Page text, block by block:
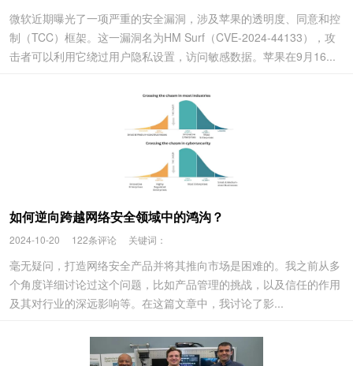
微软近期曝光了一项严重的安全漏洞，涉及苹果的透明度、同意和控
制（TCC）框架。这一漏洞名为HM Surf（CVE-2024-44133），攻
击者可以利用它绕过用户隐私设置，访问敏感数据。苹果在9月16...
如何逆向跨越网络安全领域中的鸿沟？
2024-10-20 122条评论 关键词：
毫无疑问，打造网络安全产品并将其推向市场是困难的。我之前从多
个角度详细讨论过这个问题，比如产品管理的挑战，以及信任的作用
及其对行业的深远影响等。在这篇文章中，我讨论了影...